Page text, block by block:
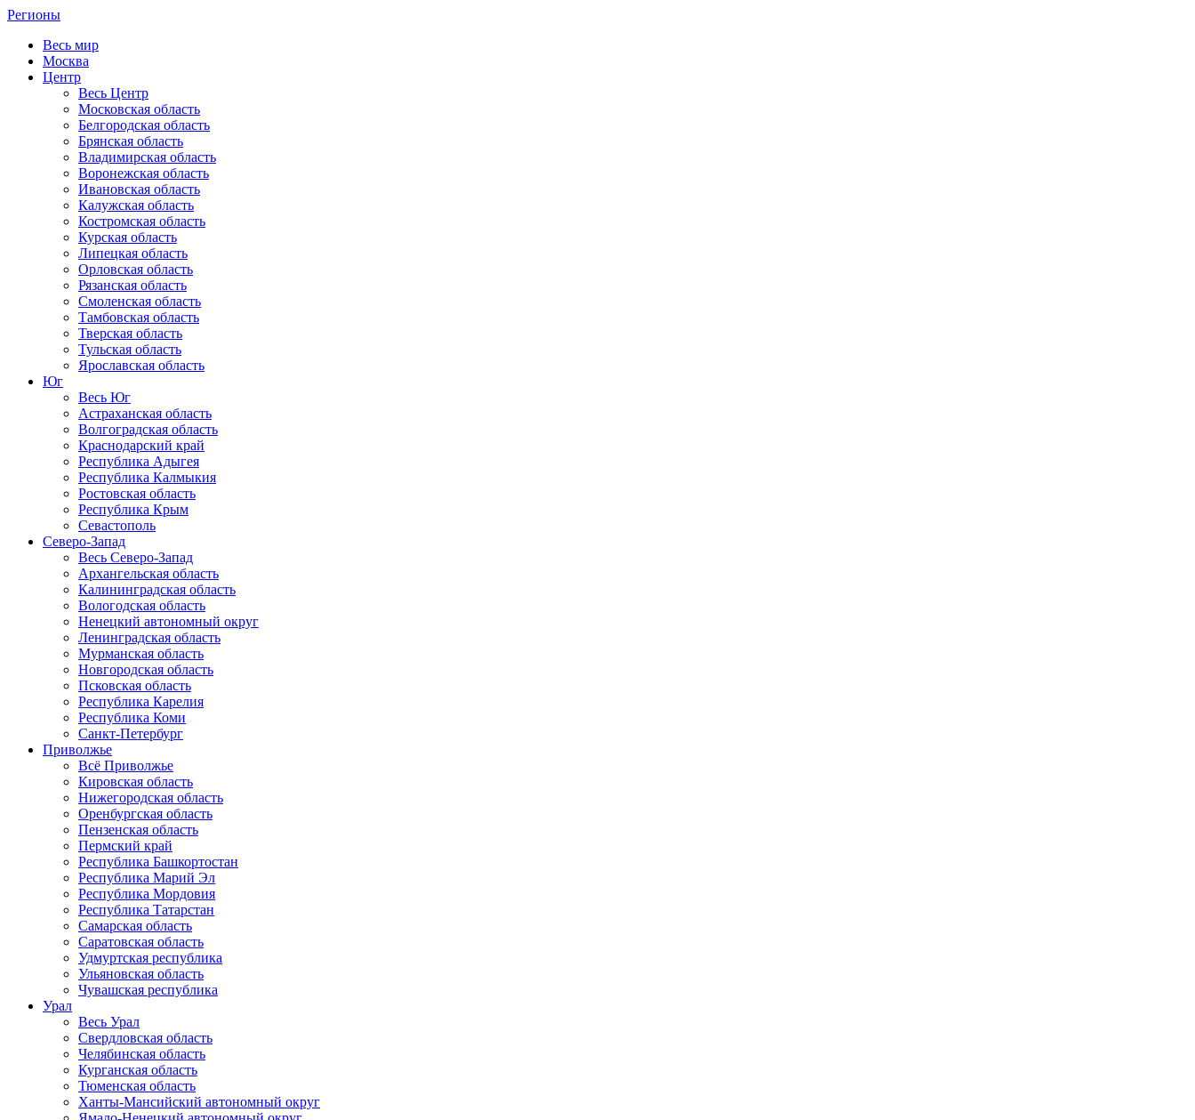
Регионы
Весь мир
Москва
Центр
Весь Центр
Московская область
Белгородская область
Брянская область
Владимирская область
Воронежская область
Ивановская область
Калужская область
Костромская область
Курская область
Липецкая область
Орловская область
Рязанская область
Смоленская область
Тамбовская область
Тверская область
Тульская область
Ярославская область
Юг
Весь Юг
Астраханская область
Волгоградская область
Краснодарский край
Республика Адыгея
Республика Калмыкия
Ростовская область
Республика Крым
Севастополь
Северо-Запад
Весь Северо-Запад
Архангельская область
Калининградская область
Вологодская область
Ненецкий автономный округ
Ленинградская область
Мурманская область
Новгородская область
Псковская область
Республика Карелия
Республика Коми
Санкт-Петербург
Приволжье
Всё Приволжье
Кировская область
Нижегородская область
Оренбургская область
Пензенская область
Пермский край
Республика Башкортостан
Республика Марий Эл
Республика Мордовия
Республика Татарстан
Самарская область
Саратовская область
Удмуртская республика
Ульяновская область
Чувашская республика
Урал
Весь Урал
Свердловская область
Челябинская область
Курганская область
Тюменская область
Ханты-Мансийский автономный округ